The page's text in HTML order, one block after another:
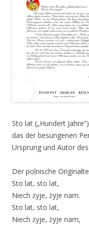
Sto lat („Hundert
das der besungenen
Ursprung und Autor
Der polnische
Sto lat, sto lat,
Niech żyje, żyje nam.
Sto lat, sto lat,
Niech żyje, żyje nam,